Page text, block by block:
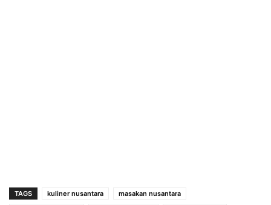
TAGS kuliner nusantara
masakan nusantara